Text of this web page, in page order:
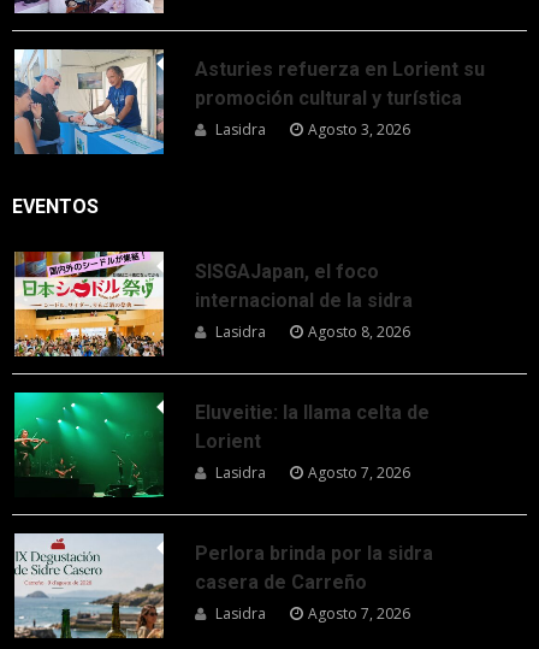
Asturies refuerza en Lorient su
promoción cultural y turística
Lasidra Agosto 3, 2026
EVENTOS
SISGAJapan, el foco
internacional de la sidra
Lasidra Agosto 8, 2026
Eluveitie: la llama celta de
Lorient
Lasidra Agosto 7, 2026
Perlora brinda por la sidra
casera de Carreño
Lasidra Agosto 7, 2026